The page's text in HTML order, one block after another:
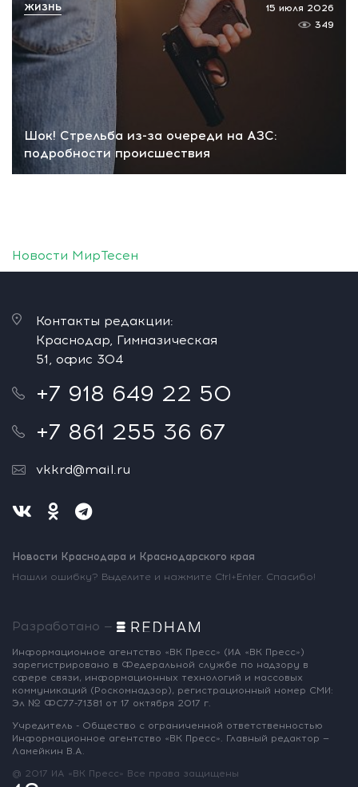
Шок! Стрельба из-за очереди на АЗС:
подробности происшествия
15 июля 2026
349
ЖИЗНЬ
Новости МирТесен
Контакты редакции:
Краснодар, Гимназическая
51, офис 304
+7 918 649 22 50
+7 861 255 36 67
vkkrd@mail.ru
Новости Краснодара и Краснодарского края
Нашли ошибку? Выделите и нажмите Ctrl+Enter. Спасибо!
Разработано —
Информационное агентство «ВК Пресс» (ИА «ВК Пресс»)
зарегистрировано в Федеральной службе по надзору в
сфере связи, информационных технологий и массовых
коммуникаций (Роскомнадзор), регистрационный номер СМИ:
Эл № ФС77-71381 от 17 октября 2017 г.
Учредитель - Общество с ограниченной ответственностью
Информационное агентство «ВК Пресс». Главный редактор —
Ламейкин В.А.
@ 2017 ИА «ВК Пресс» Все права защищены